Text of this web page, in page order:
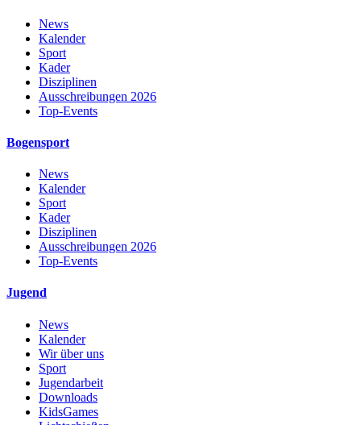
News
Kalender
Sport
Kader
Disziplinen
Ausschreibungen 2026
Top-Events
Bogensport
News
Kalender
Sport
Kader
Disziplinen
Ausschreibungen 2026
Top-Events
Jugend
News
Kalender
Wir über uns
Sport
Jugendarbeit
Downloads
KidsGames